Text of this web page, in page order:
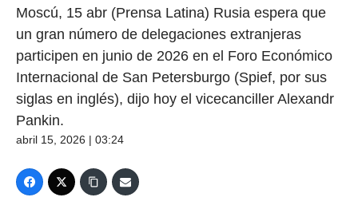
Moscú, 15 abr (Prensa Latina) Rusia espera que
un gran número de delegaciones extranjeras
participen en junio de 2026 en el Foro Económico
Internacional de San Petersburgo (Spief, por sus
siglas en inglés), dijo hoy el vicecanciller Alexandr
Pankin.
abril 15, 2026 | 03:24